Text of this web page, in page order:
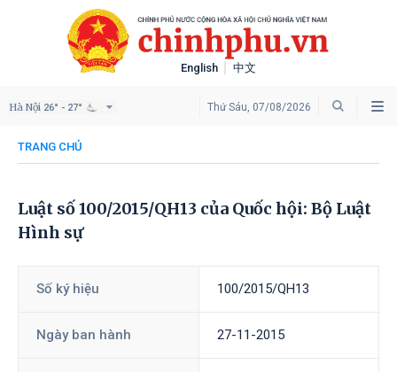
English 中文
Thứ Sáu, 07/08/2026
Hà Nội 26° - 27°
TRANG CHỦ
Luật số 100/2015/QH13 của Quốc hội: Bộ Luật
Hình sự
Số ký hiệu 100/2015/QH13
Ngày ban hành 27-11-2015